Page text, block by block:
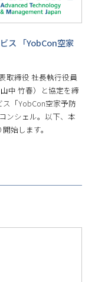
ス 「YobCon空家
取締役 社長執行役員
中 竹春）と協定を締
「YobCon空家予防
ンシェル。以下、本
始します。